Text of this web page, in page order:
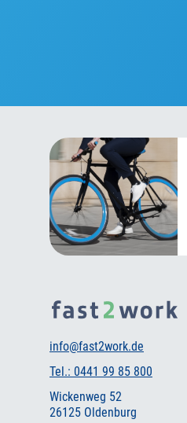
info@fast2work.de
Tel.: 0441 99 85 800
Wickenweg 52
26125 Oldenburg